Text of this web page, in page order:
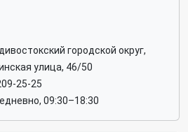
городской округ,
улица, 46/50
25-25
09:30–18:30